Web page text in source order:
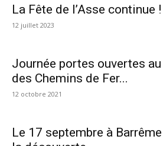
La Fête de l’Asse continue !
12 juillet 2023
Journée portes ouvertes
des Chemins de Fer...
12 octobre 2021
Le 17 septembre à